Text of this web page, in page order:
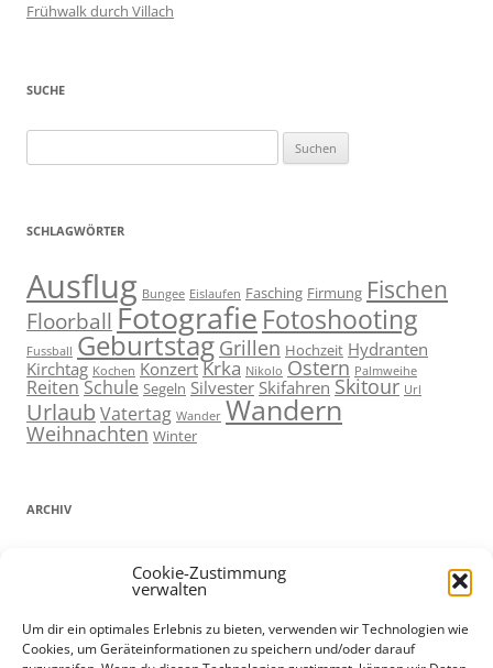
Cookie-Zustimmung
verwalten
Um dir ein optimales Erlebnis zu bieten, verwenden wir Technologien wie
Cookies, um Geräteinformationen zu speichern und/oder darauf
Frühwalk durch Villach
SUCHE
nach:
SCHLAGWÖRTER
Ausflug Bungee Eislaufen Fasching Firmung Fischen
Floorball Fotografie Fotoshooting
Fussball Geburtstag Grillen Hochzeit Hydranten
Kirchtag Kochen Konzert Krka Nikolo Ostern Palmweihe
Reiten Schule Segeln Silvester Skifahren Skitour Url
Urlaub Vatertag Wander Wandern
Weihnachten Winter
ARCHIV
ADMIN